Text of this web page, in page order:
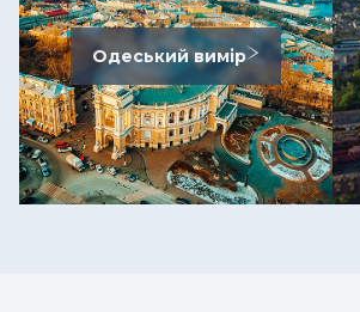
Одеський вимір